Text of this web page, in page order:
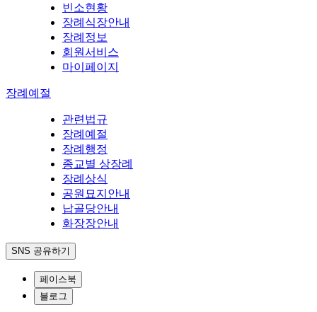
빈소현황
장례식장안내
장례정보
회원서비스
마이페이지
장례예절
관련법규
장례예절
장례행정
종교별 상장례
장례상식
공원묘지안내
납골당안내
화장장안내
SNS 공유하기
페이스북
블로그